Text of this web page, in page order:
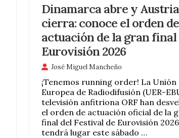
Dinamarca abre y Austria
cierra: conoce el orden de
actuación de la gran final
Eurovisión 2026
José Miguel Mancheño
¡Tenemos running order! La Unión
Europea de Radiodifusión (UER-
televisión anfitriona ORF han
el orden de actuación oficial de la
final del Festival de Eurovisión
tendrá lugar este sábado …